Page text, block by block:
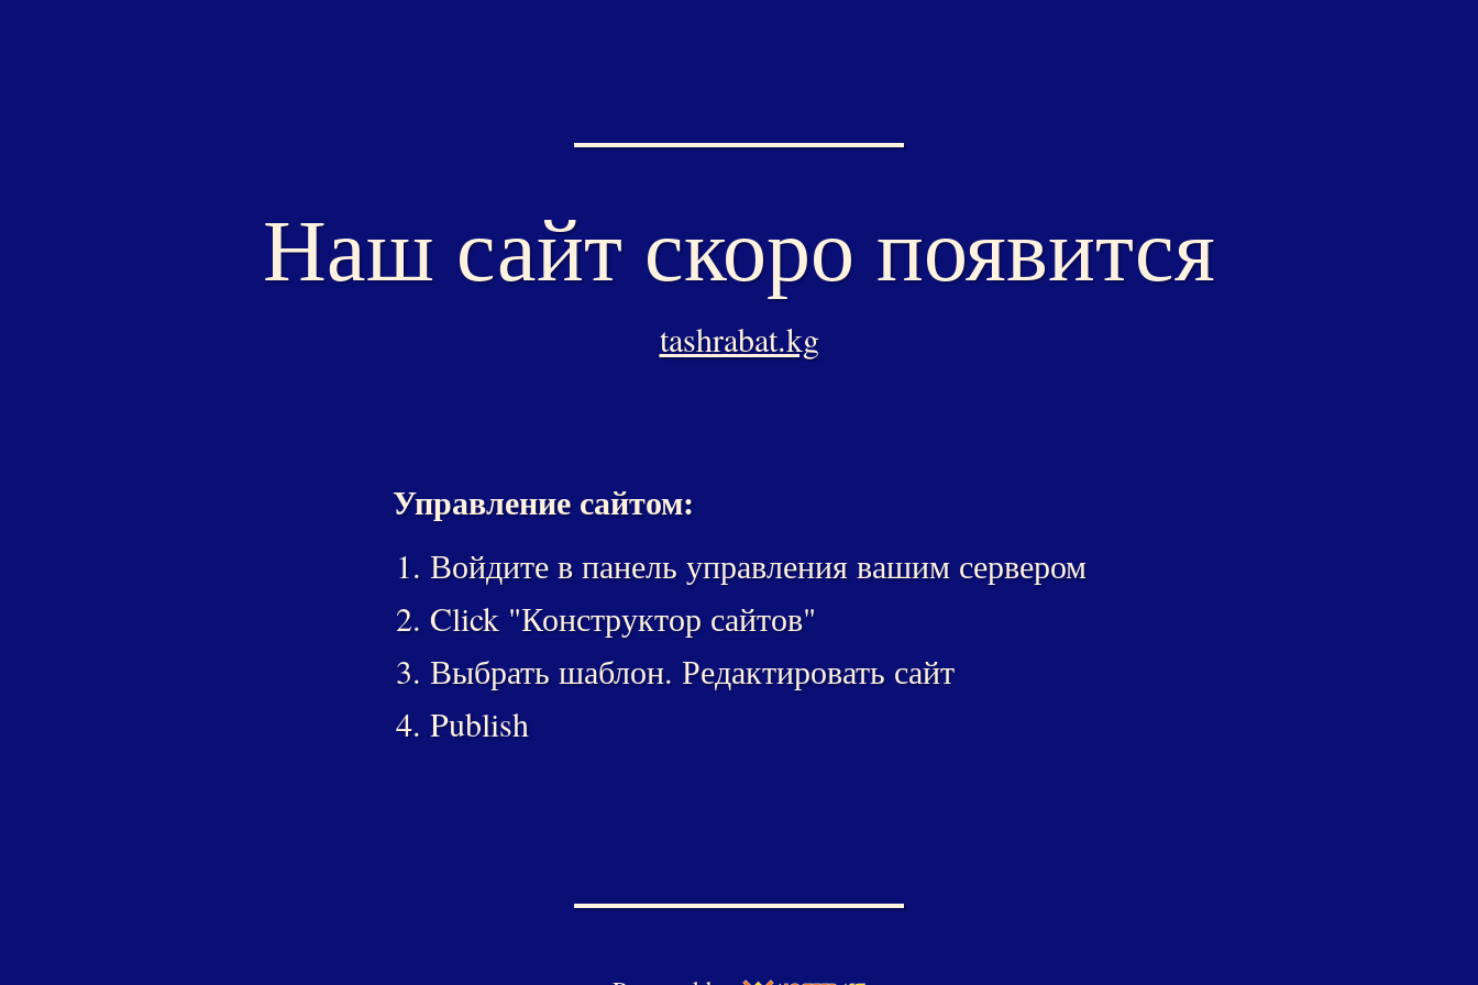
Наш сайт скоро появится
tashrabat.kg
Управление сайтом:
Войдите в панель управления вашим сервером
Click "Конструктор сайтов"
Выбрать шаблон. Редактировать сайт
Publish